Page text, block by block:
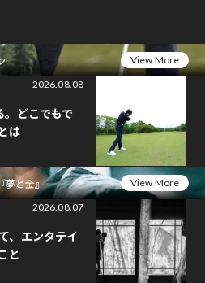
View More
2026.08.08
。どこでもで
は
夢と金』
View More
2026.08.07
、エンタテイ
と